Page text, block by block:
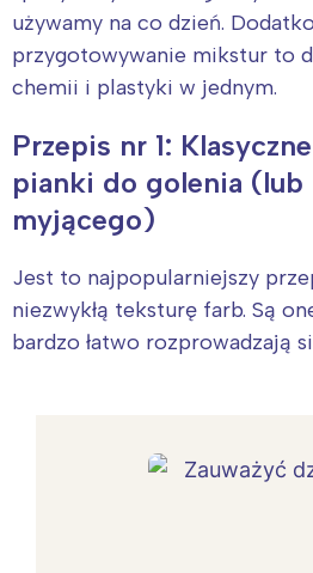
używamy na co dzień.
przygotowywanie mikstur to
chemii i plastyki w jednym.
Przepis nr 1:
pianki do golenia (lub
myjącego)
Jest to najpopularniejszy
niezwykłą teksturę farb. Są
bardzo łatwo rozprowadzają